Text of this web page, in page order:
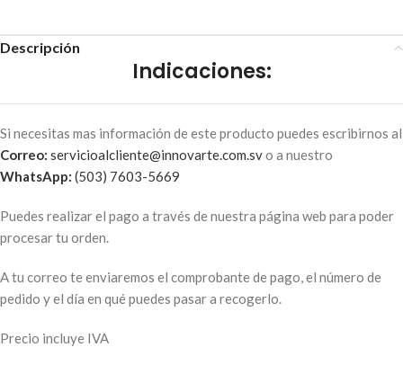
Descripción
Indicaciones:
Si necesitas mas información de este producto puedes escribirnos al
Correo: servicioalcliente@innovarte.com.svo a nuestro
WhatsApp: (503) 7603-5669
Puedes realizar el pago a través de nuestra página web para poder
procesar tu orden.
A tu correo te enviaremos el comprobante de pago, el número de
pedido y el día en qué puedes pasar a recogerlo.
Precio incluye IVA